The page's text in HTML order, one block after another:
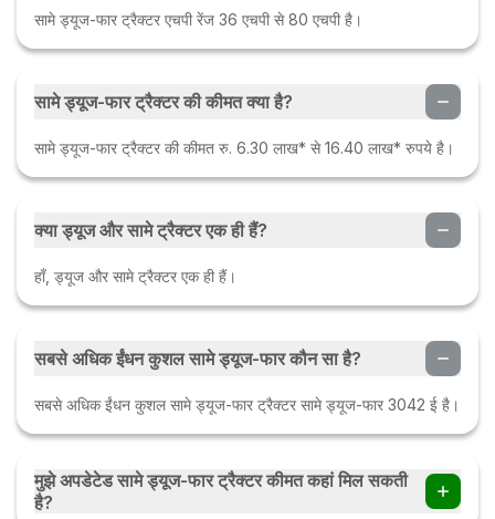
सामे ड्यूज-फार ट्रैक्टर एचपी रेंज 36 एचपी से 80 एचपी है।
सामे ड्यूज-फार ट्रैक्टर की कीमत क्या है?
सामे ड्यूज-फार ट्रैक्टर की कीमत रु. 6.30 लाख* से 16.40 लाख* रुपये है।
क्या ड्यूज और सामे ट्रैक्टर एक ही हैं?
हाँ, ड्यूज और सामे ट्रैक्टर एक ही हैं।
सबसे अधिक ईंधन कुशल सामे ड्यूज-फार कौन सा है?
सबसे अधिक ईंधन कुशल सामे ड्यूज-फार ट्रैक्टर सामे ड्यूज-फार 3042 ई है।
मुझे अपडेटेड सामे ड्यूज-फार ट्रैक्टर कीमत कहां मिल सकती
है?